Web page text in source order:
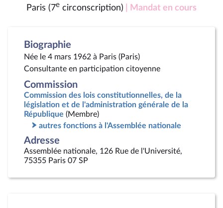
Paris (7e circonscription) | Mandat en cours
Biographie
Née le 4 mars 1962 à Paris (Paris)
Consultante en participation citoyenne
Commission
Commission des lois constitutionnelles, de la
législation et de l'administration générale de la
République (Membre)
autres fonctions à l'Assemblée nationale
Adresse
Assemblée nationale, 126 Rue de l'Université,
75355 Paris 07 SP